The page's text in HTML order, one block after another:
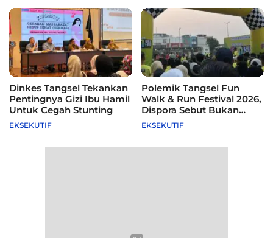
Dinkes Tangsel Tekankan
Pentingnya Gizi Ibu Hamil
Untuk Cegah Stunting
EKSEKUTIF
Polemik Tangsel Fun
Walk & Run Festival 2026,
Dispora Sebut Bukan
Agenda Pemkot
EKSEKUTIF